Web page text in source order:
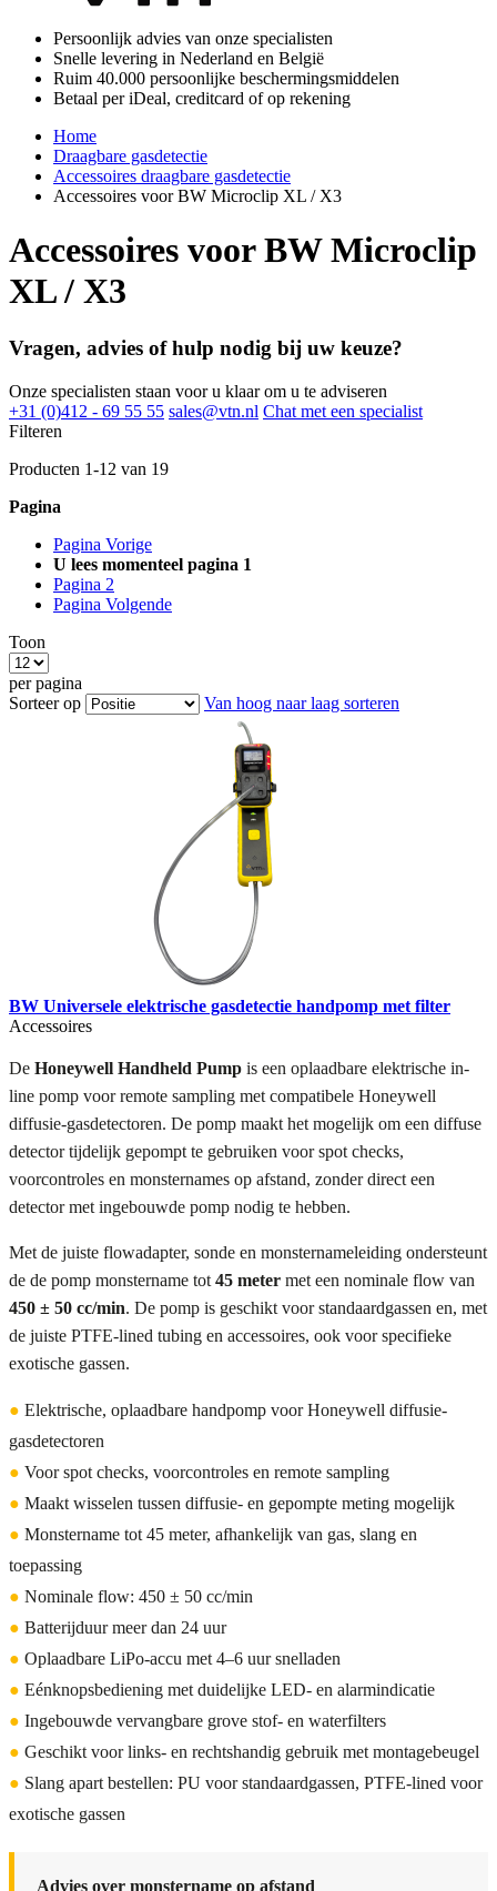
Persoonlijk advies van onze specialisten
Snelle levering in Nederland en België
Ruim 40.000 persoonlijke beschermingsmiddelen
Betaal per iDeal, creditcard of op rekening
Home
Draagbare gasdetectie
Accessoires draagbare gasdetectie
Accessoires voor BW Microclip XL / X3
Accessoires voor BW Microclip
XL / X3
Vragen, advies of hulp nodig bij uw keuze?
Onze specialisten staan voor u klaar om u te adviseren
+31 (0)412 - 69 55 55 sales@vtn.nl Chat met een specialist
Filteren
Producten 1-12 van 19
Pagina
Pagina Vorige
U lees momenteel pagina 1
Pagina 2
Pagina Volgende
Toon
per pagina
Sorteer op
Van hoog naar laag sorteren
BW Universele elektrische gasdetectie handpomp met filter
Accessoires
De Honeywell Handheld Pump is een oplaadbare elektrische in-
line pomp voor remote sampling met compatibele Honeywell
diffusie-gasdetectoren. De pomp maakt het mogelijk om een diffuse
detector tijdelijk gepompt te gebruiken voor spot checks,
voorcontroles en monsternames op afstand, zonder direct een
detector met ingebouwde pomp nodig te hebben.
Met de juiste flowadapter, sonde en monsternameleiding ondersteunt
de de pomp monstername tot 45 meter met een nominale flow van
450 ± 50 cc/min. De pomp is geschikt voor standaardgassen en, met
de juiste PTFE-lined tubing en accessoires, ook voor specifieke
exotische gassen.
● Elektrische, oplaadbare handpomp voor Honeywell diffusie-
gasdetectoren
● Voor spot checks, voorcontroles en remote sampling
● Maakt wisselen tussen diffusie- en gepompte meting mogelijk
● Monstername tot 45 meter, afhankelijk van gas, slang en
toepassing
● Nominale flow: 450 ± 50 cc/min
● Batterijduur meer dan 24 uur
● Oplaadbare LiPo-accu met 4–6 uur snelladen
● Eénknopsbediening met duidelijke LED- en alarmindicatie
● Ingebouwde vervangbare grove stof- en waterfilters
● Geschikt voor links- en rechtshandig gebruik met montagebeugel
● Slang apart bestellen: PU voor standaardgassen, PTFE-lined voor
exotische gassen
Advies over monstername op afstand